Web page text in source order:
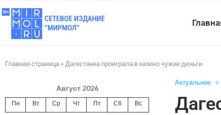
Главная страница » Дагестанка проиграла в казино чужие деньги
Актуальное
Август 2026
Пн Вт Ср Чт Пт Сб Вс